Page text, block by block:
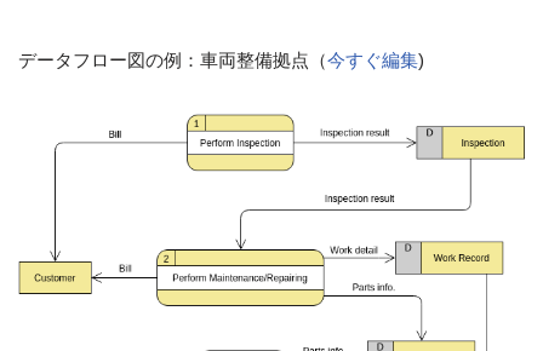
データフロー図の例：車両整備拠点（今すぐ編集)